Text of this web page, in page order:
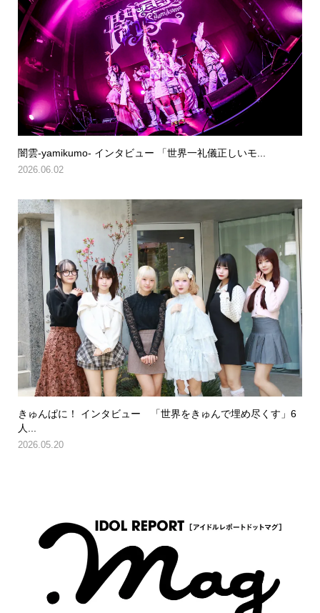
闇雲-yamikumo- インタビュー 「世界一礼儀正しいモ...
2026.06.02
きゅんぱに！ インタビュー 「世界をきゅんで埋め尽くす」6
人...
2026.05.20